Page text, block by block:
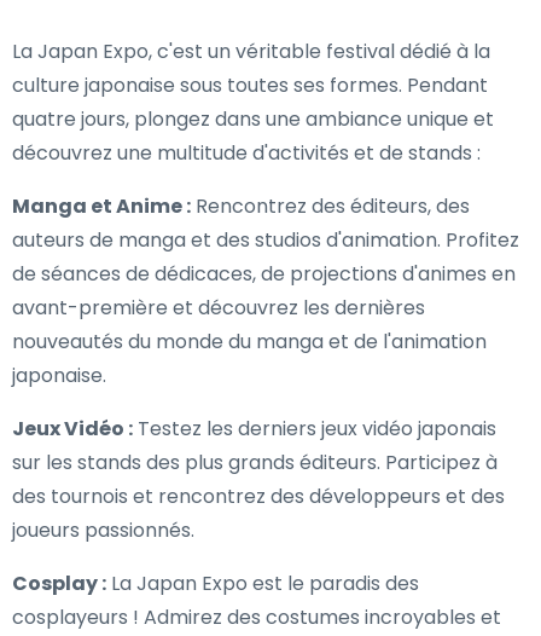
La Japan Expo, c'est un véritable festival dédié à la
culture japonaise sous toutes ses formes. Pendant
quatre jours, plongez dans une ambiance unique et
découvrez une multitude d'activités et de stands :
Manga et Anime : Rencontrez des éditeurs, des
auteurs de manga et des studios d'animation. Profitez
de séances de dédicaces, de projections d'animes en
avant-première et découvrez les dernières
nouveautés du monde du manga et de l'animation
japonaise.
Jeux Vidéo : Testez les derniers jeux vidéo japonais
sur les stands des plus grands éditeurs. Participez à
des tournois et rencontrez des développeurs et des
joueurs passionnés.
Cosplay : La Japan Expo est le paradis des
cosplayeurs ! Admirez des costumes incroyables et